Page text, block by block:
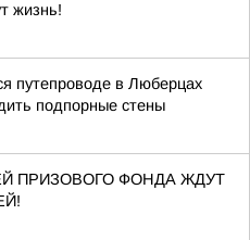
жизнь!
путепроводе в Люберцах
подпорные стены
ПРИЗОВОГО ФОНДА ЖДУТ